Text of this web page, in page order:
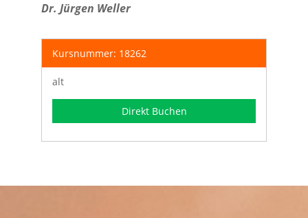
Dr. Jürgen Weller
Kursnummer: 18262
alt
Direkt Buchen